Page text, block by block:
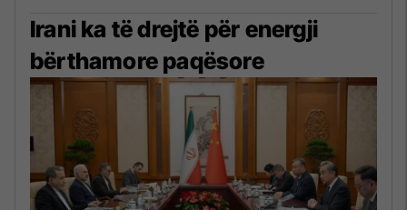
Irani ka të drejtë për energji
bërthamore paqësore